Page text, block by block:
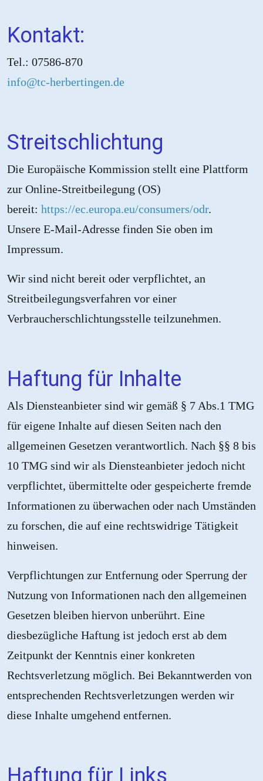
Kontakt:
Tel.: 07586-870
info@tc-herbertingen.de
Streitschlichtung
Die Europäische Kommission stellt eine Plattform
zur Online-Streitbeilegung (OS)
bereit: https://ec.europa.eu/consumers/odr.
Unsere E-Mail-Adresse finden Sie oben im
Impressum.
Wir sind nicht bereit oder verpflichtet, an
Streitbeilegungsverfahren vor einer
Verbraucherschlichtungsstelle teilzunehmen.
Haftung für Inhalte
Als Diensteanbieter sind wir gemäß § 7 Abs.1 TMG
für eigene Inhalte auf diesen Seiten nach den
allgemeinen Gesetzen verantwortlich. Nach §§ 8 bis
10 TMG sind wir als Diensteanbieter jedoch nicht
verpflichtet, übermittelte oder gespeicherte fremde
Informationen zu überwachen oder nach Umständen
zu forschen, die auf eine rechtswidrige Tätigkeit
hinweisen.
Verpflichtungen zur Entfernung oder Sperrung der
Nutzung von Informationen nach den allgemeinen
Gesetzen bleiben hiervon unberührt. Eine
diesbezügliche Haftung ist jedoch erst ab dem
Zeitpunkt der Kenntnis einer konkreten
Rechtsverletzung möglich. Bei Bekanntwerden von
entsprechenden Rechtsverletzungen werden wir
diese Inhalte umgehend entfernen.
Haftung für Links